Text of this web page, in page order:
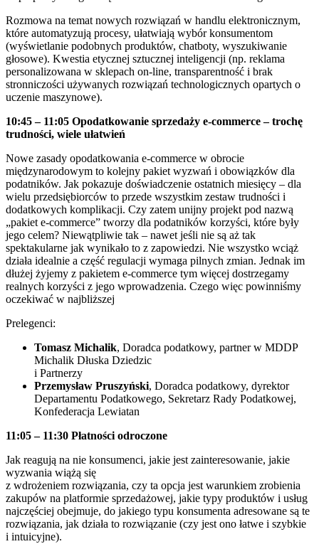
Rozmowa na temat nowych rozwiązań w handlu elektronicznym,
które automatyzują procesy, ułatwiają wybór konsumentom
(wyświetlanie podobnych produktów, chatboty, wyszukiwanie
głosowe). Kwestia etycznej sztucznej inteligencji (np. reklama
personalizowana w sklepach on-line, transparentność i brak
stronniczości używanych rozwiązań technologicznych opartych o
uczenie maszynowe).
10:45 – 11:05 Opodatkowanie sprzedaży e-commerce – trochę
trudności, wiele ułatwień
Nowe zasady opodatkowania e-commerce w obrocie
międzynarodowym to kolejny pakiet wyzwań i obowiązków dla
podatników. Jak pokazuje doświadczenie ostatnich miesięcy – dla
wielu przedsiębiorców to przede wszystkim zestaw trudności i
dodatkowych komplikacji. Czy zatem unijny projekt pod nazwą
„pakiet e-commerce” tworzy dla podatników korzyści, które były
jego celem? Niewątpliwie tak – nawet jeśli nie są aż tak
spektakularne jak wynikało to z zapowiedzi. Nie wszystko wciąż
działa idealnie a część regulacji wymaga pilnych zmian. Jednak im
dłużej żyjemy z pakietem e-commerce tym więcej dostrzegamy
realnych korzyści z jego wprowadzenia. Czego więc powinniśmy
oczekiwać w najbliższej
Prelegenci:
Tomasz Michalik, Doradca podatkowy, partner w MDDP
Michalik Dłuska Dziedzic
i Partnerzy
Przemysław Pruszyński, Doradca podatkowy, dyrektor
Departamentu Podatkowego, Sekretarz Rady Podatkowej,
Konfederacja Lewiatan
11:05 – 11:30 Płatności odroczone
Jak reagują na nie konsumenci, jakie jest zainteresowanie, jakie
wyzwania wiążą się
z wdrożeniem rozwiązania, czy ta opcja jest warunkiem zrobienia
zakupów na platformie sprzedażowej, jakie typy produktów i usług
najczęściej obejmuje, do jakiego typu konsumenta adresowane są te
rozwiązania, jak działa to rozwiązanie (czy jest ono łatwe i szybkie
i intuicyjne).